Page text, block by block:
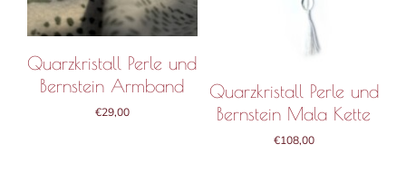
Quarzkristall Perle und
Bernstein Armband
€29,00
Quarzkristall Perle und
Bernstein Mala Kette
€108,00